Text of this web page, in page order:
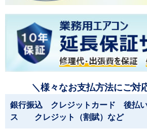
＼様々なお支払方法にご対
銀行振込 クレジットカード 後払
ス クレジット（割賦）など